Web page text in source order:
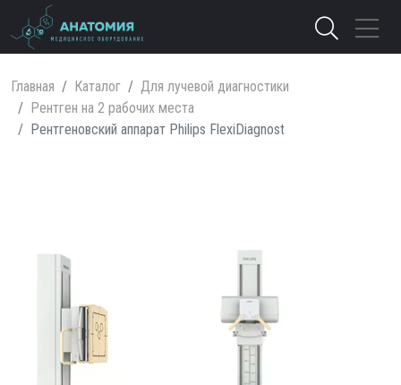
Главная Каталог
Для лучевой диагностики
Рентген на 2 рабочих места
Рентгеновский аппарат Philips FlexiDiagnost